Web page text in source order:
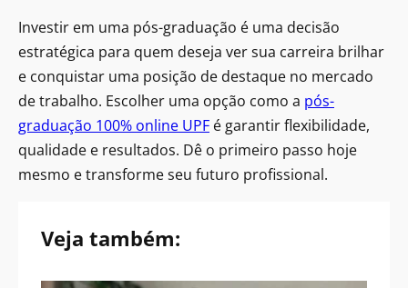
Investir em uma pós-graduação é uma decisão
estratégica para quem deseja ver sua carreira brilhar
e conquistar uma posição de destaque no mercado
de trabalho. Escolher uma opção como a pós-
graduação 100% online UPF é garantir flexibilidade,
qualidade e resultados. Dê o primeiro passo hoje
mesmo e transforme seu futuro profissional.
Veja também: